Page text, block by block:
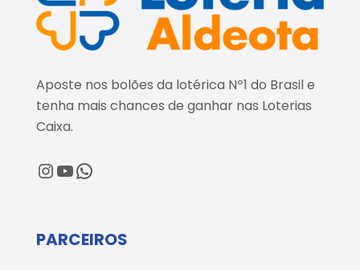
Aposte nos bolões da lotérica Nº1 do Brasil e
tenha mais chances de ganhar nas Loterias
Caixa.
@loteriaaldeota
@loteriaaldeota
Central de Atendimento
PARCEIROS